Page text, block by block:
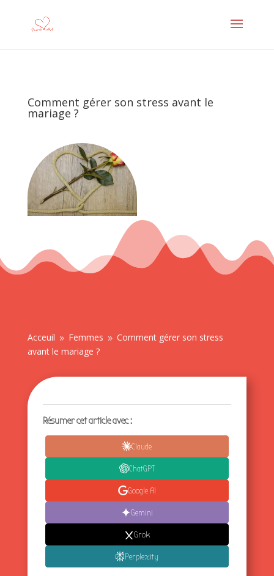
Comment gérer son stress avant le
mariage ?
Acceuil 9 Femmes 9 Comment gérer son stress
avant le mariage ?
Résumer cet article avec :
Claude
ChatGPT
Google AI
Gemini
Grok
Perplexity